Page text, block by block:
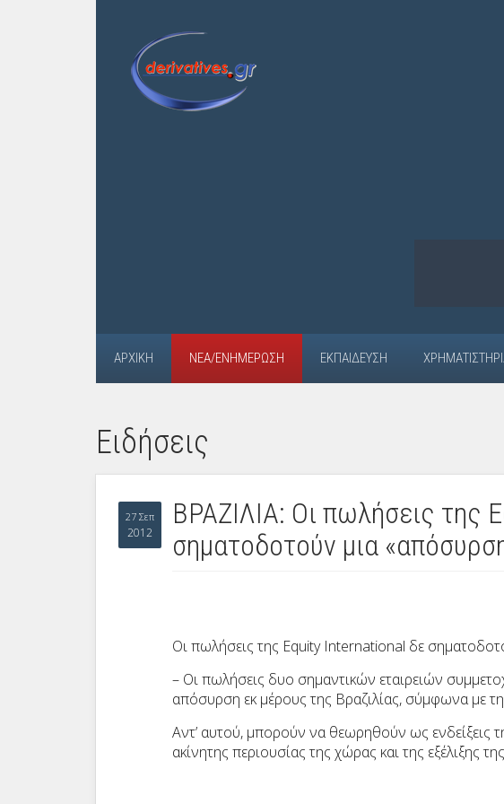
ΑΡΧΙΚΉ ΝΈΑ/ΕΝΗΜΈΡΩΣΗ ΕΚΠΑΊΔΕΥΣΗ
Ειδήσεις
27 Σεπ
2012
ΒΡΑΖΙΛΙΑ: Οι πωλήσεις της
σηματοδοτούν μια
Οι πωλήσεις της Equity International δε
– Οι πωλήσεις δυο σημαντικών εταιρειών
απόσυρση εκ μέρους της Βραζιλίας, σύμφωνα με
Αντ’ αυτού, μπορούν να θεωρηθούν ως ενδείξεις
ακίνητης περιουσίας της χώρας και της εξέλιξης